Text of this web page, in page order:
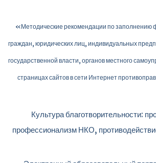
«Методические рекомендации по заполнению
граждан, юридических лиц, индивидуальных
государственной власти, органов местного
страницах сайтов в сети Интернет
Культура благотворительности:
профессионализм НКО,